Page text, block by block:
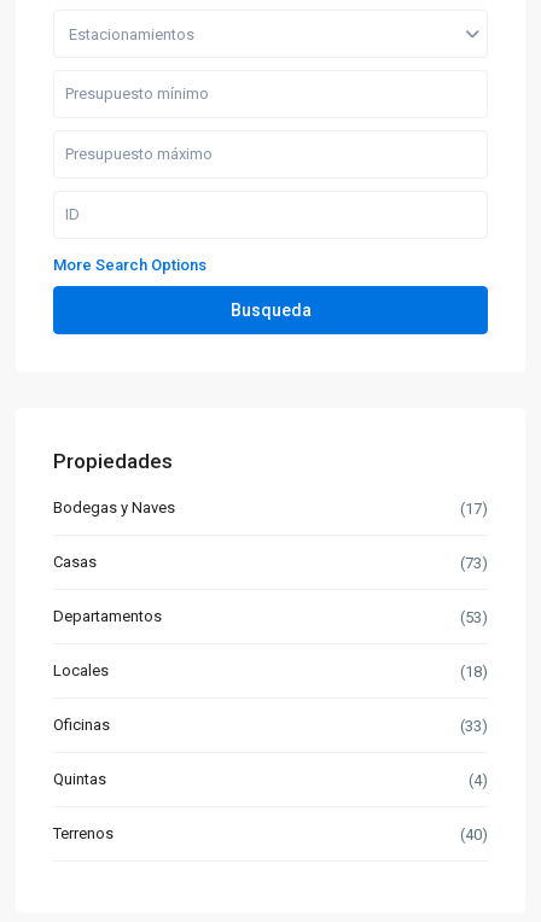
Estacionamientos
More Search Options
Busqueda
Propiedades
Bodegas y Naves (17)
Casas (73)
Departamentos (53)
Locales (18)
Oficinas (33)
Quintas (4)
Terrenos (40)